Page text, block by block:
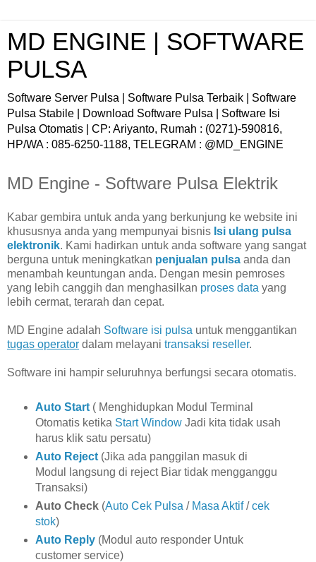
MD ENGINE | SOFTWARE
PULSA
Software Server Pulsa | Software Pulsa Terbaik | Software
Pulsa Stabile | Download Software Pulsa | Software Isi
Pulsa Otomatis | CP: Ariyanto, Rumah : (0271)-590816,
HP/WA : 085-6250-1188, TELEGRAM : @MD_ENGINE
MD Engine - Software Pulsa Elektrik
Kabar gembira untuk anda yang berkunjung ke website ini
khususnya anda yang mempunyai bisnis Isi ulang pulsa
elektronik. Kami hadirkan untuk anda software yang sangat
berguna untuk meningkatkan penjualan pulsa anda dan
menambah keuntungan anda. Dengan mesin pemroses
yang lebih canggih dan menghasilkan proses data yang
lebih cermat, terarah dan cepat.
MD Engine adalah Software isi pulsa untuk menggantikan
tugas operator dalam melayani transaksi reseller.
Software ini hampir seluruhnya berfungsi secara otomatis.
Auto Start( Menghidupkan Modul Terminal
Otomatis ketika Start WindowJadi kita tidak usah
harus klik satu persatu)
Auto Reject(Jika ada panggilan masuk di
Modul langsung di reject Biar tidak mengganggu
Transaksi)
Auto Check(Auto Cek Pulsa / Masa Aktif/cek
stok)
Auto Reply(Modul auto responder Untuk
customer service)